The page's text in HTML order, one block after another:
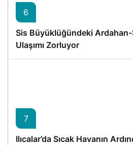
6
Sis Büyüklüğündeki Ardahan-
Ulaşımı Zorluyor
7
Ilıcalar’da Sıcak Havanın